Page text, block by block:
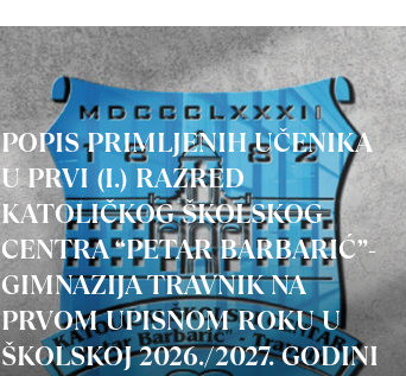
POPIS PRIMLJENIH UČENIKA
U PRVI (I.) RAZRED
KATOLIČKOG ŠKOLSKOG
CENTRA “PETAR BARBARIĆ”-
GIMNAZIJA TRAVNIK NA
PRVOM UPISNOM ROKU U
ŠKOLSKOJ 2026./2027. GODINI